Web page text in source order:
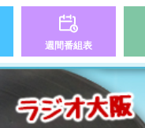
週間番組表